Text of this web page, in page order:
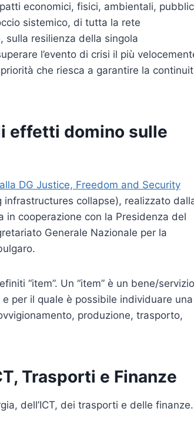
economici, fisici, ambientali,
sistemico, di tutta la rete
sulla resilienza della singola
l’evento di crisi il più
che riesca a garantire la
effetti domino sulle
DG Justice, Freedom and Security
infrastructures collapse), realizzato
in cooperazione con la Presidenza del
Generale Nazionale per la
“item”. Un “item” è un bene/servizio
per il quale è possibile individuare una
produzione, trasporto,
Trasporti e Finanze
dell’ICT, dei trasporti e delle finanze.